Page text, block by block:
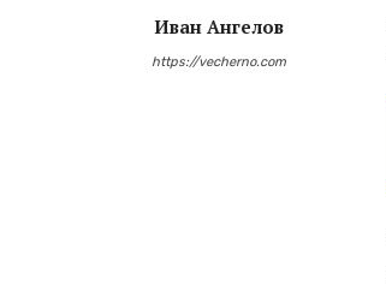
Иван Ангелов
https://vecherno.com